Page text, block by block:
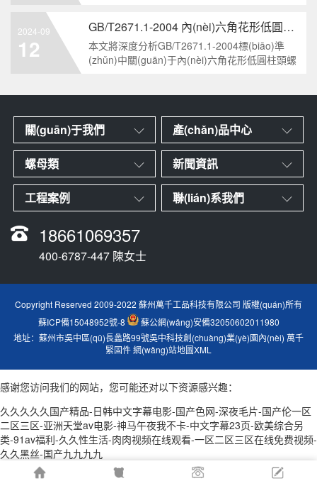
以分為A級和B級兩種。下面我們來分析一下這兩
種級別的螺栓有哪些區(qū)別。1. A級和B級的定
義和標(biāo)準(zhǔn)有什么不同?A級和B級是
2024-09
12
GB/T2671.1-2004 內(nèi)六角花形低圓柱頭螺釘
本文將深度分析GB/T2671.1-2004標(biāo)準
(zhǔn)中關(guān)于內(nèi)六角花形低圓柱頭螺
國國家標(biāo)準(zhǔn)中關(guān)于內(nèi)六
角花形
關(guān)于我們 產(chǎn)品中心
螺母類 新聞資訊
工程案例 聯(lián)系我們
18661069357
400-6787-447 陳女士
Copyright Reserved 2009-2022 蘇州萬千工品科技有限公司 版權(quán)所有
蘇ICP備15048952號-8
蘇公網(wǎng)安備32050602011980
地址：蘇州市吳中區(qū)長蠡路99號吳中科技創(chuàng)業(yè)園內(nèi) 萬千
緊固件網(wǎng)站地圖XML
感谢您访问我们的网站，您可能还对以下资源感兴趣：
久久久久久国产精品-日韩中文字幕电影-国产色网-深夜毛片-国产伦一区
二区三区-亚洲天堂av电影-神马午夜我不卡-中文字幕23页-欧美综合另
类-91av福利-久久性生活-肉肉视频在线观看-一区二区三区在线免费视频-
久久黑丝-国产九九九九